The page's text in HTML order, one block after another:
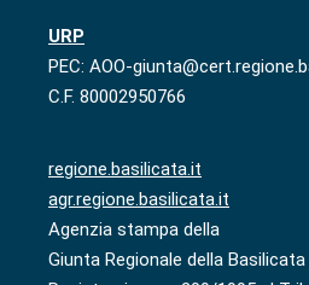
URP
PEC: AOO-
C.F. 80002950766
regione.basilicata.it
agr.regione.basilicata.it
Agenzia stampa della
Giunta Regionale della Basilicata